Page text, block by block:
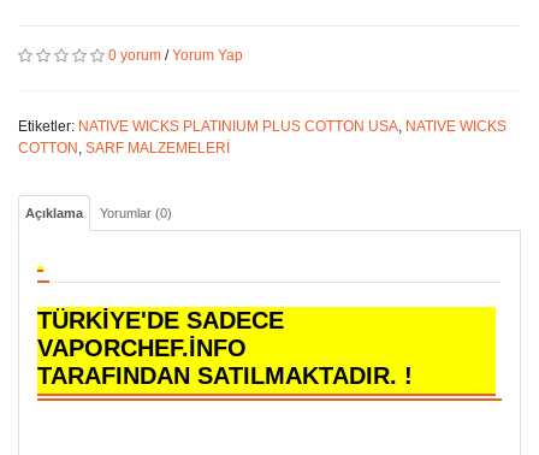
0 yorum /Yorum Yap
Etiketler: NATIVE WICKS PLATINIUM PLUS COTTON USA, NATIVE WICKS
COTTON , SARF MALZEMELERİ
Açıklama Yorumlar (0)
TÜRKİYE'DE SADECE
VAPORCHEF.İNFO
TARAFINDAN SATILMAKTADIR. !